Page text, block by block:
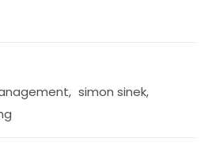
, simon sinek,